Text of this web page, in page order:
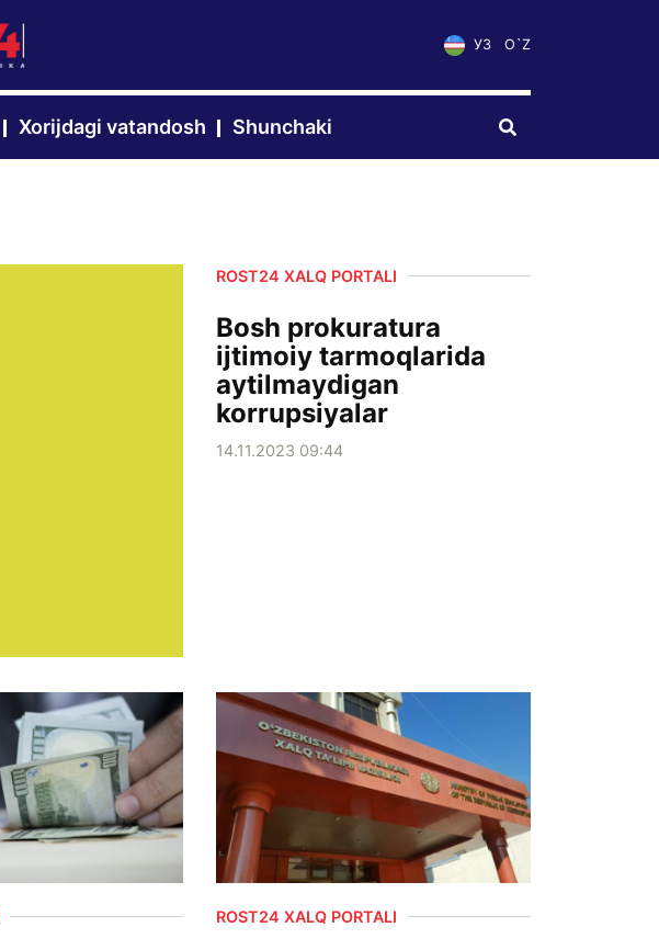
УЗ O`Z
Xorijdagi vatandosh Shunchaki
ROST24 XALQ PORTALI
Bosh prokuratura
ijtimoiy tarmoqlarida
aytilmaydigan
korrupsiyalar
14.11.2023 09:44
ROST24 XALQ PORTALI